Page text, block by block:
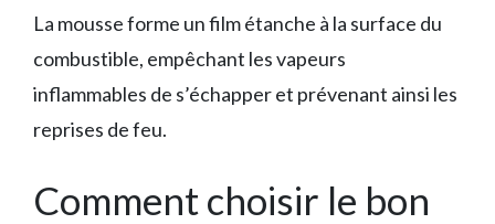
La mousse forme un film étanche à la surface du
combustible, empêchant les vapeurs
inflammables de s’échapper et prévenant ainsi les
reprises de feu.
Comment choisir le bon